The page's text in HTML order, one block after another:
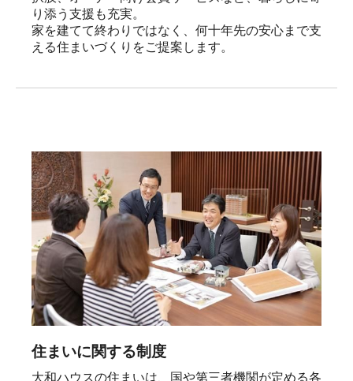
り添う支援も充実。
家を建てて終わりではなく、何十年先の安心まで支
える住まいづくりをご提案します。
住まいに関する制度
大和ハウスの住まいは、国や第三者機関が定める各